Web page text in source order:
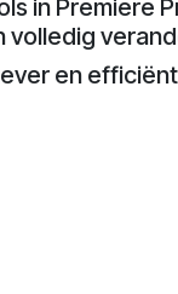
in Premiere
volledig
en